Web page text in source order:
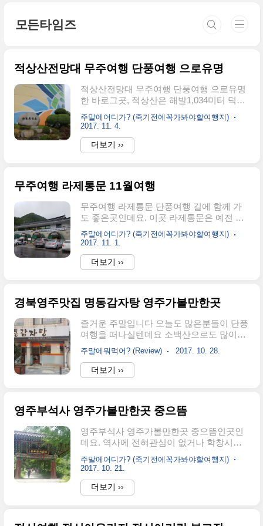
모든타임즈
적상산전망대 무주여행 단풍여행 으로유명
적상산전망대 무주여행 단풍여행 으로유명
한 바로그곳, 적상산은 해발1,034미터 덕유
산 국립공원에 속하는 산으로 마치 산이 붉
은치마를 입고있는거 같다고하여 적상산이
러싸인 천혜의 요새로 이곳 적상산에 있는
적상산성은 최영장군이 축성을 건의했다고
호 건너편으로 거대한 물탱크처럼 보이는
구조물이 보이는데요 바로 그곳이 적상산전
망대에요. 적상산이 덕유산과 함께 단풍여
행 으로 유명한데요 적상산전망대를 가는길
또한 구불구불 산길을 오르게 되는데 길가
에 붉은 단풍이 장관을 이루는 곳이기도 하
죠. 적상호를 끼고 돌아가면 적상산전망대
주차장이 나오고 이곳에서 주차를 하고 물
론 입장료는 없어요. 이렇게 둥근구조물을
주말에어디가? (죽기전에꼭가봐야할여행지)
2017. 11. 4.
더보기 ››
무주여행 라제통문 11월여행
무주여행 라제통문 단풍여행 길에 함께 가
도 좋은곳인데요. 이곳 라제통문은 예전 삼
국시대 백제와신라의 경계였다고 전해지는
데 조선시대전까지는 터널의 동쪽과 서쪽지
무주땅이 되었다고 해요. 현재는 설천면과
난지금에도 장날에 사투리만으로 두지역사
람들을 구분할 수있다니 엄청나네요. 라제
통문앞에는 기와지붕이 올라가있는 라제통
문휴게소가 있으니 이곳에 주차를 하시고
걸어가면된답니다. 계곡을 가로지르는 다리
를 건너면 저멀리 암벽사이를 뚫어놓은 길
이 보이는데요 저기가 바로 11월여행 에도
좋은 라제통문이에요. 이곳은 무주구천동계
주말에어디가? (죽기전에꼭가봐야할여행지)
2017. 11. 1.
더보기 ››
경북영주맛집 명동감자탕 영주가볼만한곳
즐거운 주말입니다 오늘도 많은분들이 단풍
여행을 떠나실텐데요 소백산으로도 많이들
떠나시겠죠. 소백산자락에 있는 경북영주시
는 빼어난 풍광과 문화재 그리고 먹거리도
유명한데요 경북영주맛집 명동감자탕 영주
가볼만한곳 도 그곳중 한곳이죠 지역에서
천왕에서 소개 되면서 부터인데요 보통의
지만 이런 편견을 보란듯이 깨고 뽀얀국물
의 감사탕을 선보인것이죠 맛도있는데 가격
도 저렴하니 인기를 안끌수가 없는 경주영
주맛집 답네요 처음부터 이곳 명동감자탕이
지금과 같지는 않았다고 해요 원래는 감자
탕과 해물로만든 전을 팔았고 가격이 저렴
주말에뭐먹어? (Review) 2017. 10. 28.
더보기 ››
영주부석사 영주가볼만한곳 중으뜸
영주부석사 영주가볼만한곳 중으뜸인곳인
데요. 역사에 전혀관심이 없거나 학창시절
수업시간에 많이 졸았던분들 빼고는 영주부
석사란 이름한번쯤 안들어본 사람이 없을거
림기둥에기대어와 유홍준선생의 나에문화
유산답사기를 통해 더욱유명해진사찰이라
가볼만한곳 중으뜸이라고 할 수 있어요. 인
주말에어디가? (죽기전에꼭가봐야할여행지)
2017. 10. 21.
더보기 ››